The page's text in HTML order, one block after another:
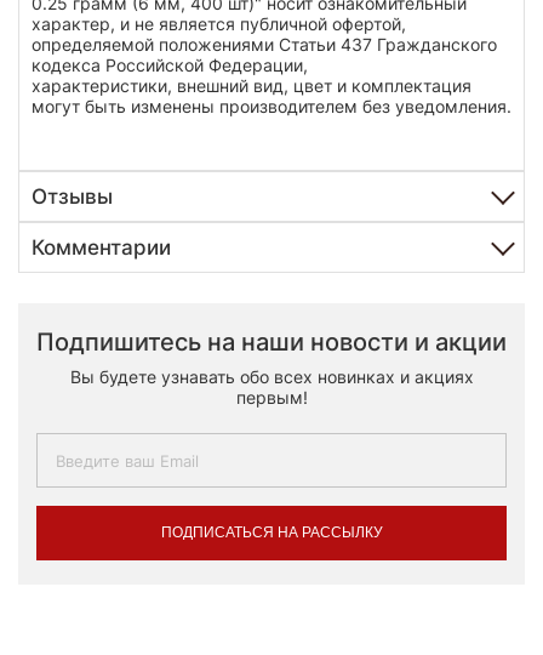
характер, и не является публичной офертой,
определяемой положениями Статьи 437 Гражданского
кодекса Российской Федерации,
характеристики, внешний вид, цвет и комплектация
могут быть изменены производителем без уведомления.
Отзывы
Комментарии
Подпишитесь на наши новости и акции
Вы будете узнавать обо всех новинках и акциях
первым!
ПОДПИСАТЬСЯ НА РАССЫЛКУ